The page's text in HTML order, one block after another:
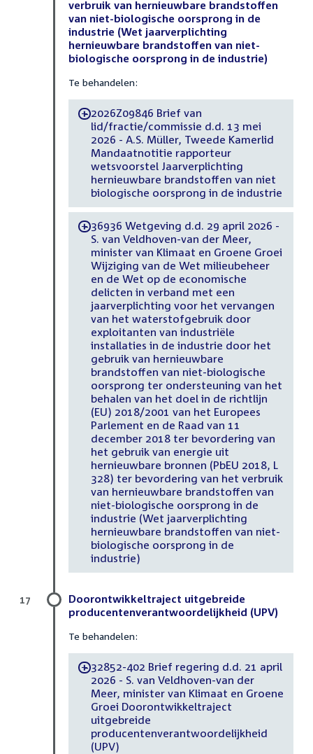
verbruik van hernieuwbare brandstoffen
van niet-biologische oorsprong in de
industrie (Wet jaarverplichting
hernieuwbare brandstoffen van niet-
biologische oorsprong in de industrie)
Te behandelen:
-2026Z09846 Brief van
lid/fractie/commissie d.d. 13 mei
2026 - A.S. Müller, Tweede Kamerlid
Mandaatnotitie rapporteur
wetsvoorstel Jaarverplichting
hernieuwbare brandstoffen van niet
biologische oorsprong in de industrie
-36936 Wetgeving d.d. 29 april 2026 -
S. van Veldhoven-van der Meer,
minister van Klimaat en Groene Groei
Wijziging van de Wet milieubeheer
en de Wet op de economische
delicten in verband met een
jaarverplichting voor het vervangen
van het waterstofgebruik door
exploitanten van industriële
installaties in de industrie door het
gebruik van hernieuwbare
brandstoffen van niet-biologische
oorsprong ter ondersteuning van het
behalen van het doel in de richtlijn
(EU) 2018/2001 van het Europees
Parlement en de Raad van 11
december 2018 ter bevordering van
het gebruik van energie uit
hernieuwbare bronnen (PbEU 2018, L
328) ter bevordering van het verbruik
van hernieuwbare brandstoffen van
niet-biologische oorsprong in de
industrie (Wet jaarverplichting
hernieuwbare brandstoffen van niet-
biologische oorsprong in de
industrie)
Doorontwikkeltraject uitgebreide
producentenverantwoordelijkheid (UPV)
Te behandelen:
-32852-402 Brief regering d.d. 21 april
2026 - S. van Veldhoven-van der
Meer, minister van Klimaat en Groene
Groei Doorontwikkeltraject
uitgebreide
producentenverantwoordelijkheid
(UPV)
17